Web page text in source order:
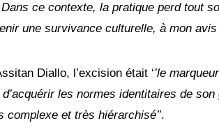
ce contexte, la pratique perd tout
une survivance culturelle, à mon avis
Diallo, l’excision était ‘’le
les normes identitaires de son
et très hiérarchisé’’.